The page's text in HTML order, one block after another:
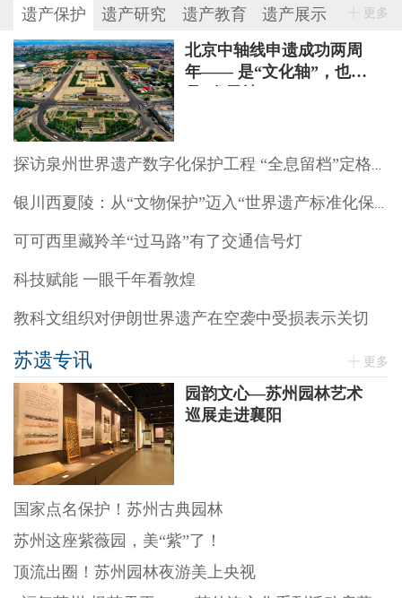
遗产保护 遗产研究 遗产教育 遗产展示 更多
北京中轴线申遗成功两周
年—— 是“文化轴”，也
可可西里藏羚羊“过马路”有了交通信号灯
科技赋能 一眼千年看敦煌
教科文组织对伊朗世界遗产在空袭中受损表示关切
苏遗专讯 更多
园韵文心—苏州园林艺术
巡展走进襄阳
国家点名保护！苏州古典园林
苏州这座紫薇园，美“紫”了！
顶流出圈！苏州园林夜游美上央视